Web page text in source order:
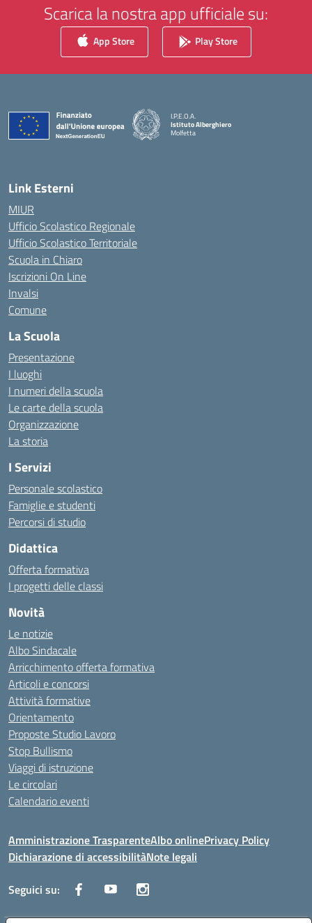
Scarica la nostra app ufficiale su:
App Store Play Store
I.P.E.O.A.
Istituto Alberghiero
Molfetta
Link Esterni
MIUR
Ufficio Scolastico Regionale
Ufficio Scolastico Territoriale
Scuola in Chiaro
Iscrizioni On Line
Invalsi
Comune
La Scuola
Presentazione
I luoghi
I numeri della scuola
Le carte della scuola
Organizzazione
La storia
I Servizi
Personale scolastico
Famiglie e studenti
Percorsi di studio
Didattica
Offerta formativa
I progetti delle classi
Novità
Le notizie
Albo Sindacale
Arricchimento offerta formativa
Articoli e concorsi
Attività formative
Orientamento
Proposte Studio Lavoro
Stop Bullismo
Viaggi di istruzione
Le circolari
Calendario eventi
Amministrazione TrasparenteAlbo onlinePrivacy Policy
Dichiarazione di accessibilitàNote legali
Seguici su: